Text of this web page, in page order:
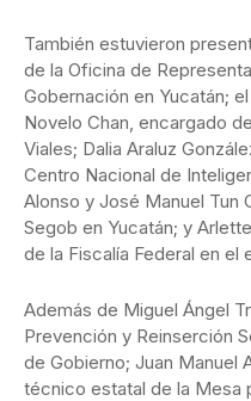
También estuvieron
de la Oficina de
Gobernación en Yucatán;
Novelo Chan, encargado
Viales; Dalia Araluz
Centro Nacional de
Alonso y José Manuel Tun
Segob en Yucatán; y
de la Fiscalía Federal en el
Además de Miguel Ángel
Prevención y Reinserción
de Gobierno; Juan Manuel
técnico estatal de la Mesa